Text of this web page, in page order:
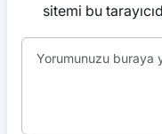
sitemi bu